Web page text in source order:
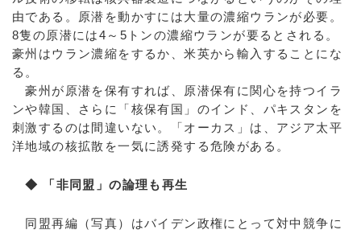
由である。原潜を動かすには大量の濃縮ウランが必要。
8隻の原潜には4～5トンの濃縮ウランが要るとされる。
豪州はウラン濃縮をするか、米英から輸入することにな
る。
豪州が原潜を保有すれば、原潜保有に関心を持つイラ
ンや韓国、さらに「核保有国」のインド、パキスタンを
刺激するのは間違いない。「オーカス」は、アジア太平
洋地域の核拡散を一気に誘発する危険がある。
◆ 「非同盟」の論理も再生
同盟再編（写真）はバイデン政権にとって対中競争に